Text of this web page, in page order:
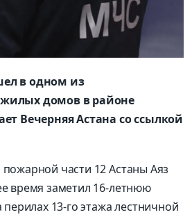
в одном из
домов в районе
Вечерняя Астана со ссылкой
части 12 Астаны Аяз
время заметил 16-летнюю
13-го этажа лестничной